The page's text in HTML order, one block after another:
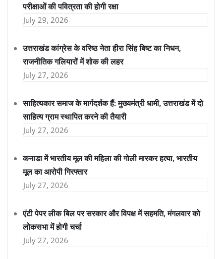
परीक्षाओं की पवित्रता की होगी रक्षा
July 29, 2026
उत्तराखंड कांग्रेस के वरिष्ठ नेता हीरा सिंह बिष्ट का निधन,
राजनीतिक गलियारों में शोक की लहर
July 27, 2026
साहित्यकार समाज के मार्गदर्शक हैं: मुख्यमंत्री धामी, उत्तराखंड में दो
साहित्य ग्राम स्थापित करने की तैयारी
July 27, 2026
कनाडा में भारतीय मूल की महिला की गोली मारकर हत्या, भारतीय
मूल का आरोपी गिरफ्तार
July 27, 2026
एंटी पेपर लीक बिल पर सरकार और विपक्ष में सहमति, मंगलवार को
लोकसभा में होगी चर्चा
July 27, 2026